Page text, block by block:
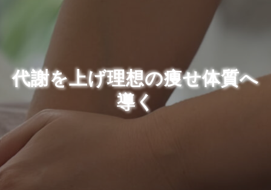
代謝を上げ理想の痩せ体質へ
導く